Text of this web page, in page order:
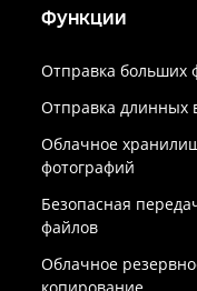
Функции
Отправка больших
Отправка длинных
Облачное
фотографий
Безопасная
файлов
Облачное
копирование